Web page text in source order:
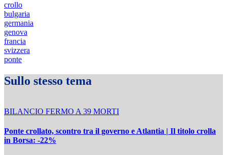
crollo
bulgaria
germania
genova
francia
svizzera
ponte
Sullo stesso tema
BILANCIO FERMO A 39 MORTI
Ponte crollato, scontro tra il governo e Atlantia | Il titolo crolla
in Borsa: -22%